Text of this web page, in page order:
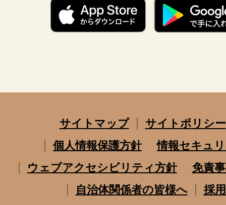
サイトマップ
サイトポリシー
個人情報保護方針
情報セキュ
ウェブアクセシビリティ方針
免責
自治体関係者の皆様へ
採